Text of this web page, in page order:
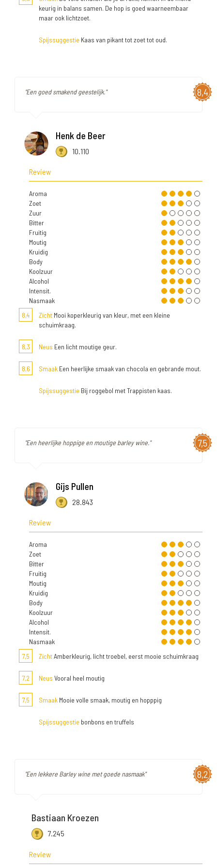
keurig in balans samen. De hop is goed waarneembaar
maar ook lichtzoet.
Spijssuggestie Kaas van pikant tot zoet tot oud.
8,4
"Een goed smakend geestelijk."
Henk de Beer
10.110
Review
Aroma
Zoet
Zuur
Bitter
Fruitig
Moutig
Kruidig
Body
Koolzuur
Alcohol
Intensit.
Nasmaak
8,4
Zicht Mooi koperkleurig van kleur, met een kleine
schuimkraag.
8,3 Neus Een licht moutige geur.
8,6 Smaak Een heerlijke smaak van chocola en gebrande mout.
Spijssuggestie Bij roggebol met Trappisten kaas.
7,5
"Een heerlijke hoppige en moutige barley wine."
Gijs Pullen
28.843
Review
Aroma
Zoet
Bitter
Fruitig
Moutig
Kruidig
Body
Koolzuur
Alcohol
Intensit.
Nasmaak
7,5
ZichtAmberkleurig, licht troebel, eerst mooie schuimkraag
7,2 Neus Vooral heel moutig
7,5 Smaak Mooie volle smaak, moutig en hopppig
Spijssuggestie bonbons en truffels
8,2
"Een lekkere Barley wine met goede nasmaak"
Bastiaan Kroezen
7.245
Review